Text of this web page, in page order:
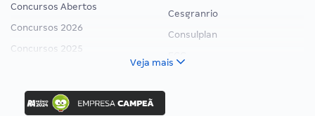
Concursos Abertos
Concursos 2026
Concursos 2025
Concurso Nacional Unificado
Concurso Ibama
Concurso MPU
Cesgranrio
Consulplan
Veja mais